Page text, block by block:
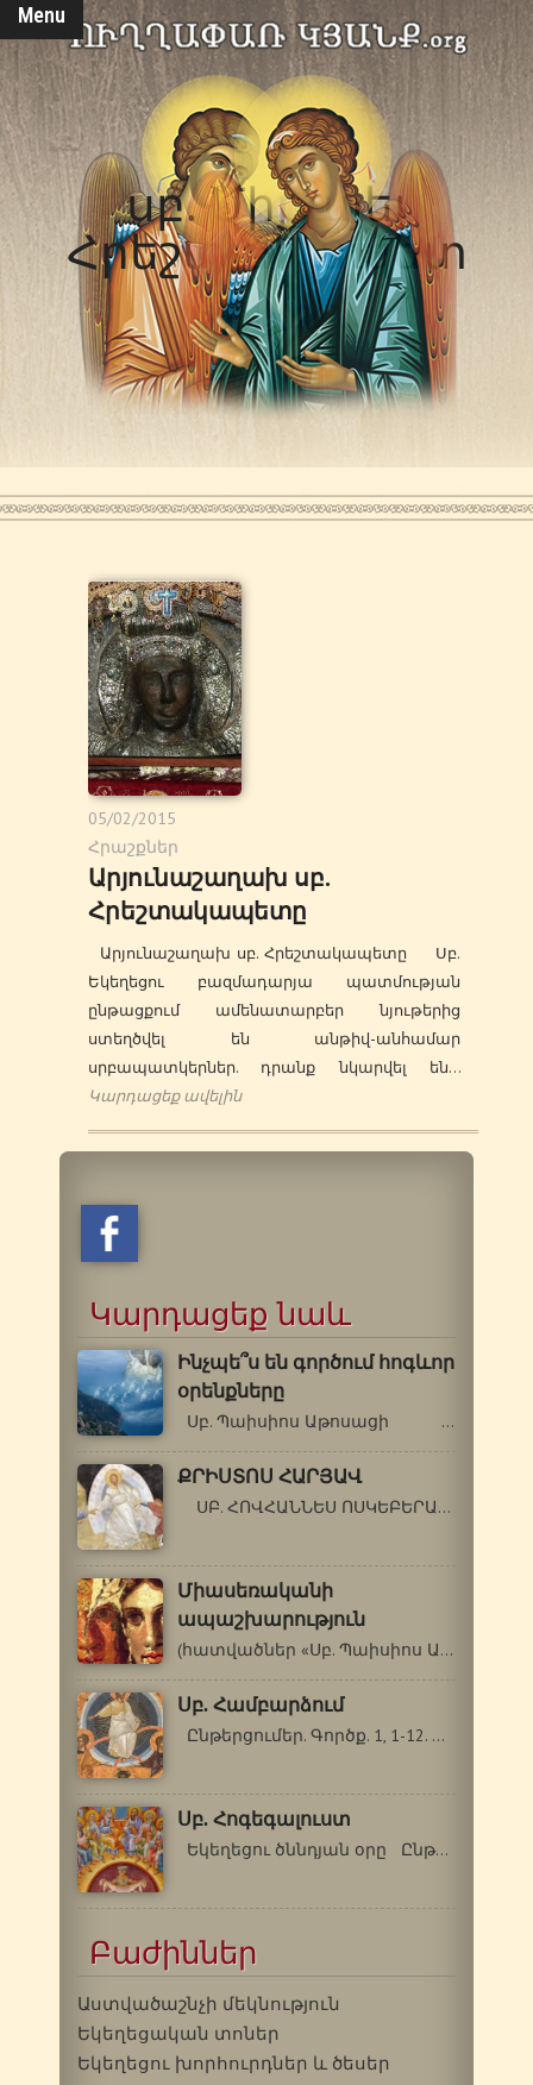
Menu
սբ. Միքայել
Հրեշտակապետ
05/02/2015
Հրաշքներ
Արյունաշաղախ սբ.
Հրեշտակապետը
Արյունաշաղախ սբ. Հրեշտակապետը Սբ.
Եկեղեցու բազմադարյա պատմության
ընթացքում ամենատարբեր նյութերից
ստեղծվել են անթիվ-անհամար
սրբապատկերներ. դրանք նկարվել են…
Կարդացեք ավելին
Կարդացեք նաև
Ինչպե՞ս են գործում հոգևոր
օրենքները
Սբ. Պաիսիոս Աթոսացի - Գե՛րոնդա,…
ՔՐԻՍՏՈՍ ՀԱՐՅԱՎ
ՍԲ. ՀՈՎՀԱՆՆԵՍ ՈՍԿԵԲԵՐԱՆ Եթե մեկը…
Միասեռականի
ապաշխարություն
(հատվածներ «Սբ. Պաիսիոս Աթոսացու…
Սբ. Համբարձում
Ընթերցումեր. Գործք. 1, 1-12. Ղուկաս…
Սբ. Հոգեգալուստ
Եկեղեցու ծննդյան օրը Ընթերցումներ.…
Բաժիններ
Աստվածաշնչի մեկնություն
Եկեղեցական տոներ
Եկեղեցու խորհուրդներ և ծեսեր